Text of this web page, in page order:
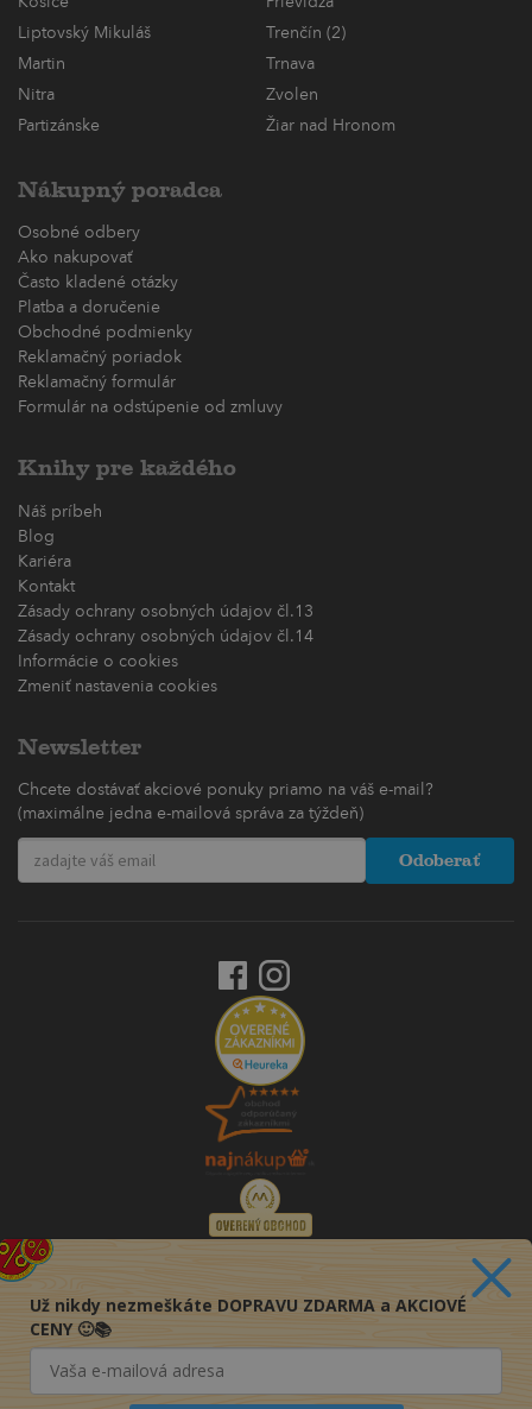
Liptovský Mikuláš
Trenčín (2)
Martin
Trnava
Nitra
Zvolen
Partizánske
Žiar nad Hronom
Nákupný poradca
Osobné odbery
Ako nakupovať
Často kladené otázky
Platba a doručenie
Obchodné podmienky
Reklamačný poriadok
Reklamačný formulár
Formulár na odstúpenie od zmluvy
Knihy pre každého
Náš príbeh
Blog
Kariéra
Kontakt
Zásady ochrany osobných údajov čl.13
Zásady ochrany osobných údajov čl.14
Informácie o cookies
Zmeniť nastavenia cookies
Newsletter
Chcete dostávať akciové ponuky priamo na váš e-mail?
(maximálne jedna e-mailová správa za týždeň)
Odoberať
Už nikdy nezmeškáte DOPRAVU ZDARMA a AKCIOVÉ
CENY 🙂📚